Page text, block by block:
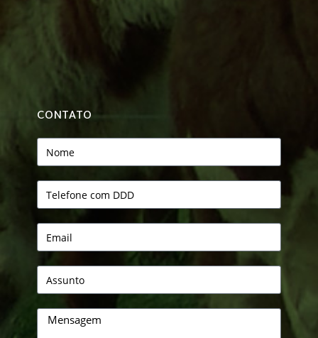
CONTATO